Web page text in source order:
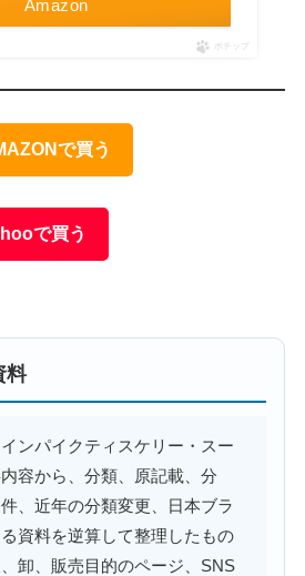
Amazon
ポチップ
で買う
で買う
料
ンパイクティスケリー・スー
容から、分類、原記載、分
、近年の分類変更、日本ブラ
資料を逆算して整理したもの
卸、販売目的のページ、SNS